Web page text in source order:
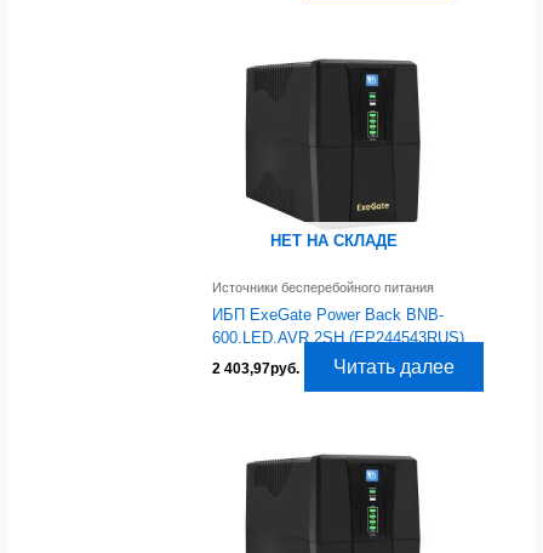
НЕТ НА СКЛАДЕ
Источники бесперебойного питания
ИБП ExeGate Power Back BNB-
600.LED.AVR.2SH (EP244543RUS)
2 403,97руб. Читать далее